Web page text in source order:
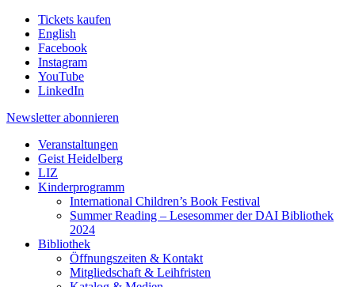
Tickets kaufen
English
Facebook
Instagram
YouTube
LinkedIn
Newsletter abonnieren
Veranstaltungen
Geist Heidelberg
LIZ
Kinderprogramm
International Children’s Book Festival
Summer Reading – Lesesommer der DAI Bibliothek
2024
Bibliothek
Öffnungszeiten & Kontakt
Mitgliedschaft & Leihfristen